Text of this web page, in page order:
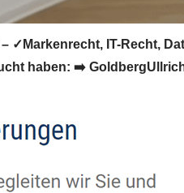
✓Markenrecht, IT-Recht,
haben: ➡️